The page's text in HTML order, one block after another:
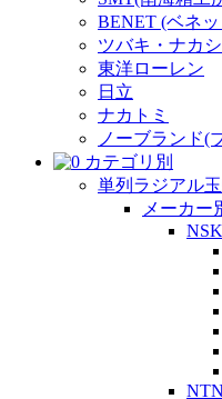
BENET (ベネ
ツバキ・ナカ
東洋ローレン
日立
ナカトミ
ノーブランド(
カテゴリ別
単列ラジアル
メーカー
NSK
NTN